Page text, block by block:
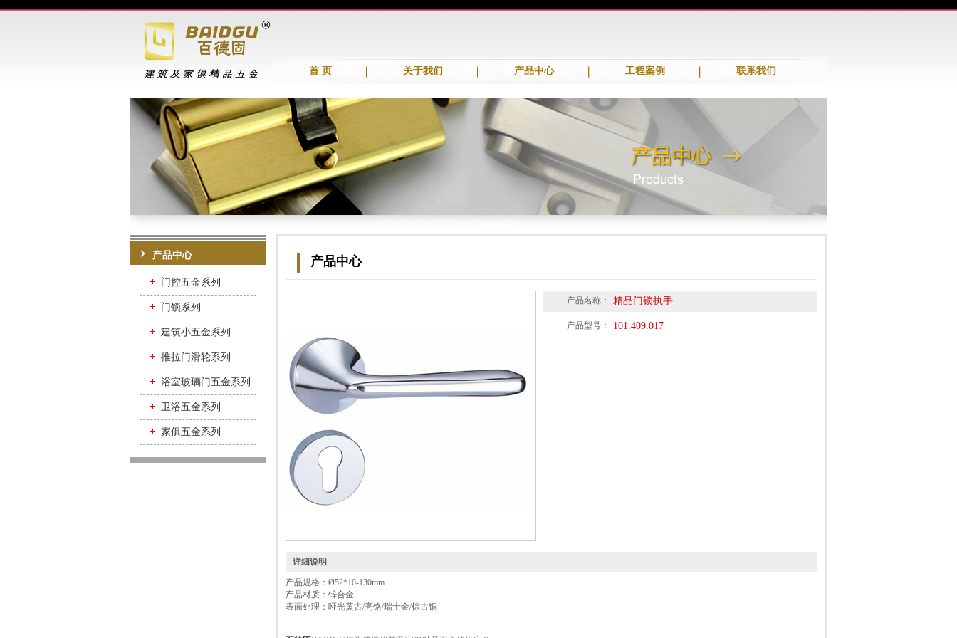
首 页 关于我们 产品中心 工程案例 联系我们
产品中心
门控五金系列
门锁系列
建筑小五金系列
推拉门滑轮系列
浴室玻璃门五金系列
卫浴五金系列
家俱五金系列
产品中心
产品名称： 精品门锁执手
产品型号： 101.409.017
详细说明
产品规格： Ø52*10-130mm
产品材质：锌合金
表面处理：哑光黄古/亮铬/瑞士金/棕古铜